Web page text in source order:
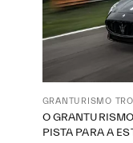
GRANTURISMO
O
PISTA PARA A